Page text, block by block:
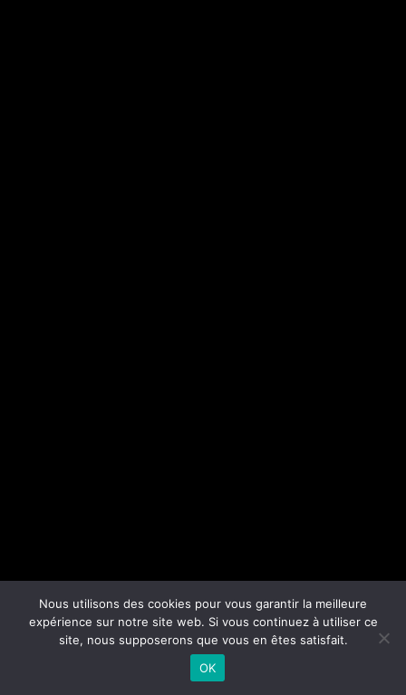
Nous utilisons des cookies pour vous garantir la meilleure
expérience sur notre site web. Si vous continuez à utiliser ce
site, nous supposerons que vous en êtes satisfait.
OK